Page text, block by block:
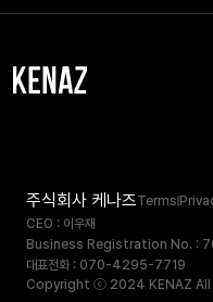
주식회사 케나즈Terms
CEO : 이우재
Business Registration No. :
대표전화 : 070-4295-7719
Copyright ⓒ 2024 KENAZ